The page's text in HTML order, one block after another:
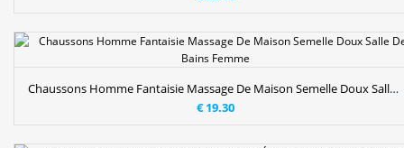
Chaussons Homme Fantaisie Massage De Maison Semelle Doux Salle De Bains Femme
€ 19.30